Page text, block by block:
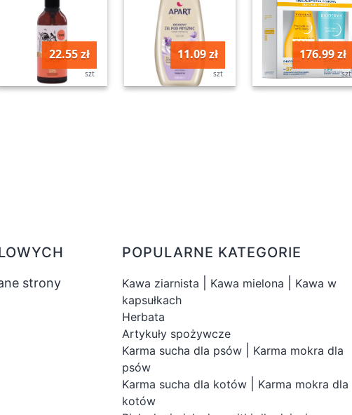
22.55 zł
szt
11.09 zł
szt
176.99 zł
szt
strony
POPULARNE KATEGORIE
Kawa ziarnista Kawa mielona
Kawa w
kapsułkach
Herbata
Artykuły spożywcze
Karma sucha dla psów
Karma mokra dla
psów
Karma sucha dla kotów
Karma mokra dla
kotów